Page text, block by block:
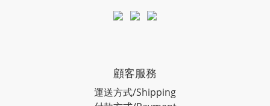
顧客服務
運送方式/Shipping